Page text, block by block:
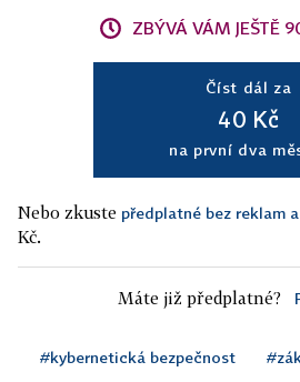
ZBÝVÁ VÁM JEŠTĚ
Číst dál za
40 Kč
na první dva
Nebo zkuste předplatné bez reklam
Kč.
Máte již předplatné?
#kybernetická bezpečnost